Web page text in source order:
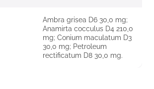
Ambra grisea D6 30,0 mg;
Anamirta cocculus D4 210,0
mg; Conium maculatum D3
30,0 mg; Petroleum
rectificatum D8 30,0 mg.